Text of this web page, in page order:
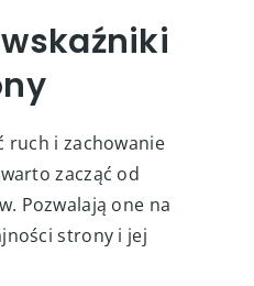
ruch i zachowanie
zacząć od
Pozwalają one na
strony i jej